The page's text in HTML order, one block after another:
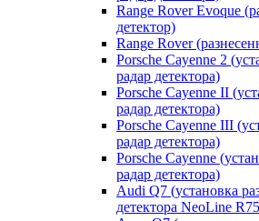
Range Rover Evoque
детектор)
Range Rover
Porsche Cayenne 2
радар детектора)
Porsche Cayenne II
радар детектора)
Porsche Cayenne III
радар детектора)
Porsche Cayenne
радар детектора)
Audi Q7 (установка
детектора NeoLine